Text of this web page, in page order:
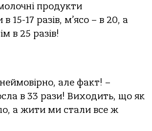
продукти
15-17 разів, м’ясо – в 20, а
в 25 разів!
але факт! –
в 33 рази! Виходить, що як
а жити ми стали все ж